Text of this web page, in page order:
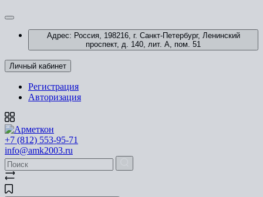
Адрес: Россия, 198216, г. Санкт-Петербург, Ленинский
проспект, д. 140, лит. А, пом. 51
Личный кабинет
Регистрация
Авторизация
+7 (812) 553-95-71
info@amk2003.ru